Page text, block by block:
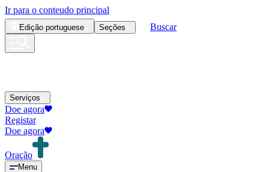
Ir para o conteudo principal
Edição portuguese Seções Buscar
Serviços
Doe agora
Registar
Doe agora
Oração
Menu